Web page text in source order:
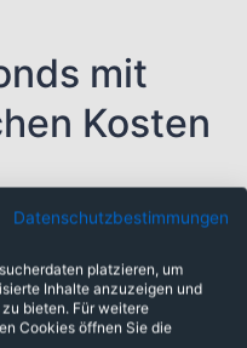
mit
Kosten
Kosten
Fund
0,74%
Datenschutzbestimmungen
platzieren, um
Inhalte anzuzeigen und
bieten. Für weitere
Cookies öffnen Sie die